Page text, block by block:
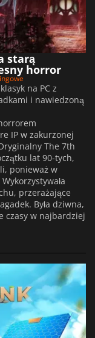
starą
horror
na PC z
i nawiedzoną
IP w zakurzonej
The 7th
lat 90-tych,
ponieważ w
przerażające
Była dziwna,
czasy w najbardziej